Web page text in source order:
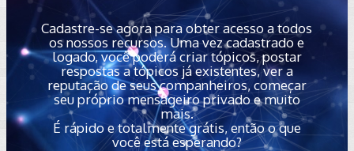
Cadastre-se agora para obter acesso a todos
os nossos recursos. Uma vez cadastrado e
logado, você poderá criar tópicos, postar
respostas a tópicos já existentes, ver a
reputação de seus companheiros, começar
seu próprio mensageiro privado e muito
mais.
É rápido e totalmente grátis, então o que
você está esperando?